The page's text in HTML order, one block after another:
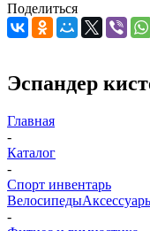
Поделиться
Эспандер
Главная
-
Каталог
-
Спорт инвентарь
Велосипеды
-